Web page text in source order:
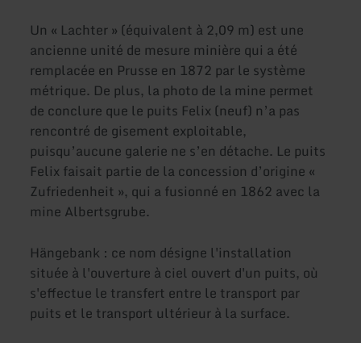
Un « Lachter » (équivalent à 2,09 m) est une
ancienne unité de mesure minière qui a été
remplacée en Prusse en 1872 par le système
métrique. De plus, la photo de la mine permet
de conclure que le puits Felix (neuf) n’a pas
rencontré de gisement exploitable,
puisqu’aucune galerie ne s’en détache. Le puits
Felix faisait partie de la concession d’origine «
Zufriedenheit », qui a fusionné en 1862 avec la
mine Albertsgrube.
Hängebank : ce nom désigne l'installation
située à l'ouverture à ciel ouvert d'un puits, où
s'effectue le transfert entre le transport par
puits et le transport ultérieur à la surface.